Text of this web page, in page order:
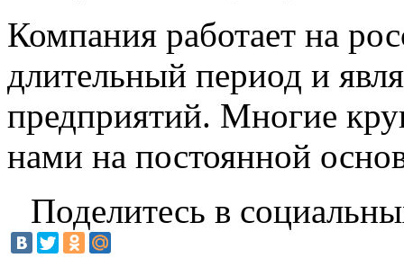
Компания работает на
длительный период и
предприятий. Многие
нами на постоянной
Поделитесь в